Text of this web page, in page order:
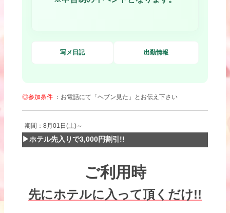
写メ日記 出勤情報
◎参加条件 ：お電話にて「ヘブン見た」とお伝え下さい
期間：8月01日(土)～
▶ホテル先入りで3,000円割引!!
ご利用時
先にホテルに入って頂くだけ!!